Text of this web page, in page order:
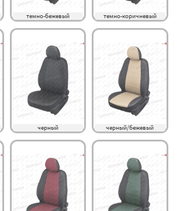
темно-бежевый темно-коричневый
черный черный/бежевый